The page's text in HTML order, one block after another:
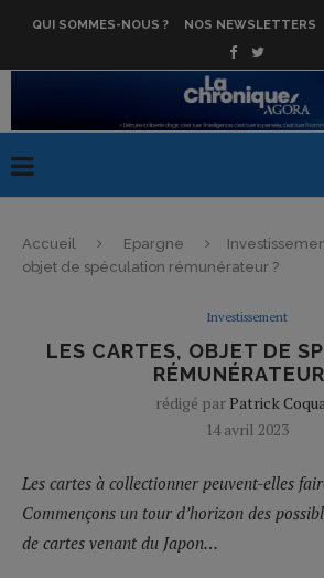
QUI SOMMES-NOUS ? NOS NEWSLETTERS
Accueil Epargne
objet de spéculation rémunérateur ?
Investissement
LES CARTES, OBJET DE
rédigé par Patrick
14 avril 2023
Les cartes à collectionner peuvent-elles
Commençons un tour d’horizon des
de cartes venant du Japon…